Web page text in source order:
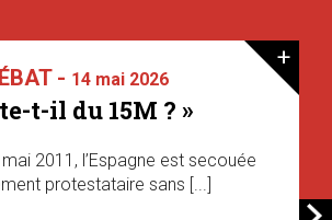
- 14 mai 2026
t-il du 15M ? »
2011, l’Espagne est secouée
protestataire sans [...]
+